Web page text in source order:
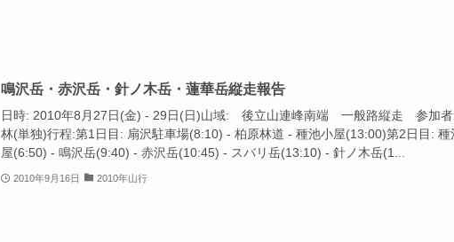
鳴沢岳・赤沢岳・針ノ木岳・蓮華岳縦走報告
日時: 2010年8月27日(金) - 29日(日)山域: 後立山連峰南端 一般路縦走 参加
林(単独)行程:第1日目: 扇沢駐車場(8:10) - 柏原林道 - 種池小屋(13:00)第2日目: 種
屋(6:50) - 鳴沢岳(9:40) - 赤沢岳(10:45) - スバリ岳(13:10) - 針ノ木岳(1...
2010年9月16日 2010年山行